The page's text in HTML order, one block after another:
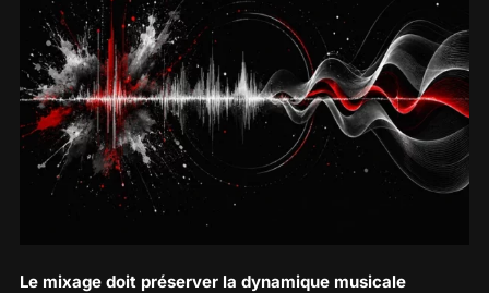
Le mixage doit préserver la dynamique musicale